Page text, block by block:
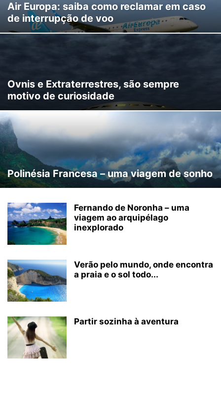
Air Europa: saiba como reclamar em caso
de interrupção de voo
Ovnis e Extraterrestres, são sempre
motivo de curiosidade
Polinésia Francesa – uma viagem de sonho
Fernando de Noronha – uma
viagem ao arquipélago
inexplorado
Verão pelo mundo, onde encontra
a praia e o sol todo...
Partir sozinha à aventura